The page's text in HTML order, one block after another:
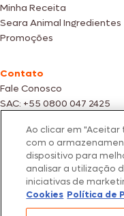
Minha Receita
Seara Animal Ingredientes
Promoções
Contato
Fale Conosco
SAC: +55 0800 047 2425
Fotos meramente
estoques dos nossos
de dados.
Os preços, promoções e
exclusivamente para
Todos os produtos estão
Ao clicar em "Aceitar
com o
dispositivo para
analisar a utilização
iniciativas de
Cookies Política de